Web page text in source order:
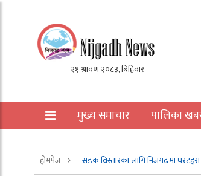
मुख्य समाचार पालिका
होमपेज सडक विस्तारका लागि निजगढमा